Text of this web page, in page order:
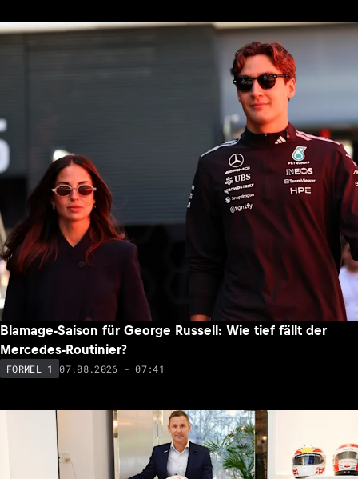
Blamage-Saison für George Russell: Wie tief fällt der
Mercedes-Routinier?
FORMEL 1 07.08.2026 - 07:41